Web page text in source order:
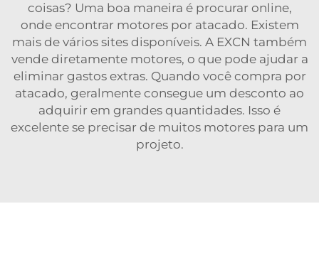
coisas? Uma boa maneira é procurar online,
onde encontrar motores por atacado. Existem
mais de vários sites disponíveis. A EXCN também
vende diretamente motores, o que pode ajudar a
eliminar gastos extras. Quando você compra por
atacado, geralmente consegue um desconto ao
adquirir em grandes quantidades. Isso é
excelente se precisar de muitos motores para um
projeto.